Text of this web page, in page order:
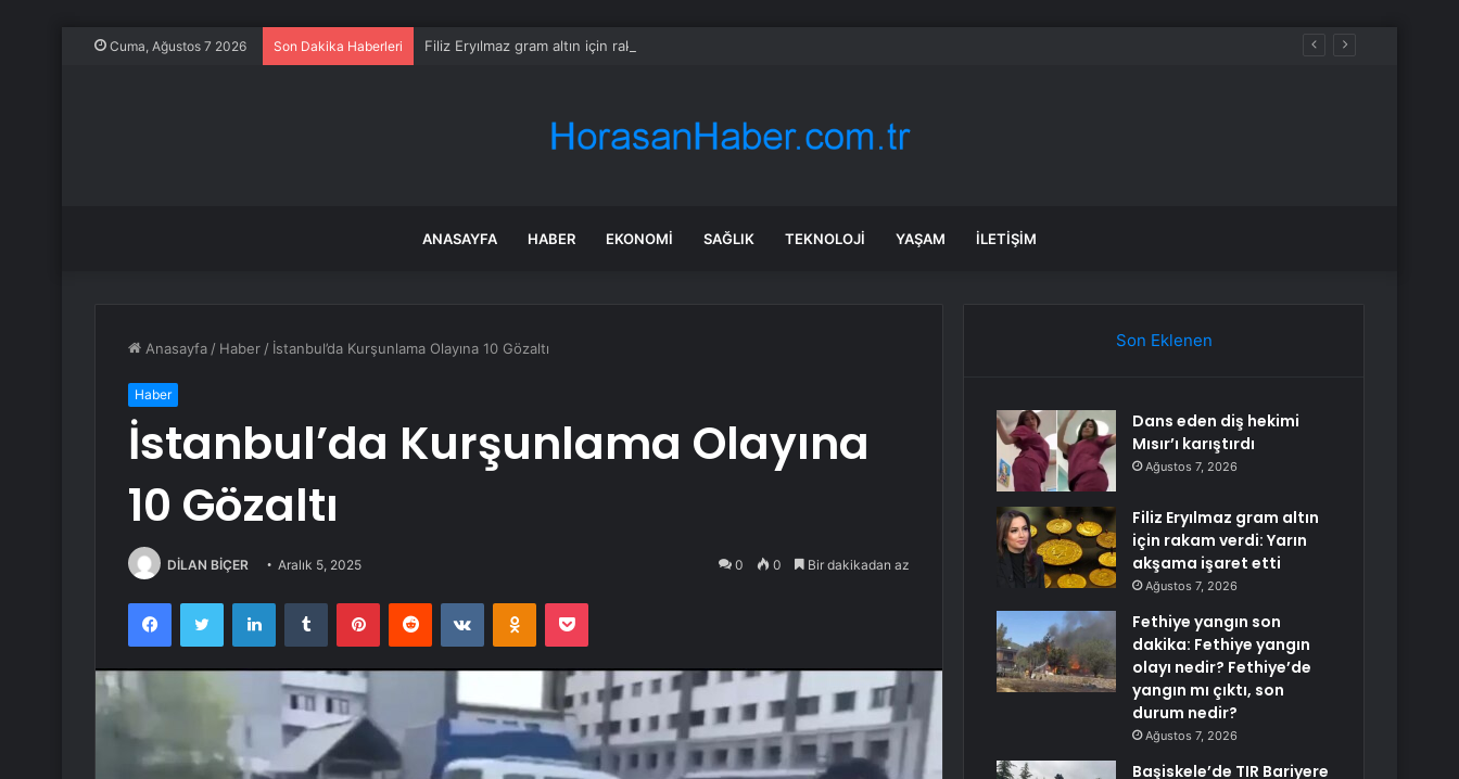
Cuma, Ağustos 7 2026 Son Dakika Haberleri Filiz Eryılmaz gram altın için rakam verdi: Yarın akşama işaret etti
ANASAYFA HABER EKONOMI SAĞLIK TEKNOLOJI YAŞAM İLETIŞIM
Anasayfa / Haber / İstanbul’da Kurşunlama Olayına 10 Gözaltı
Haber
İstanbul’da Kurşunlama Olayına
10 Gözaltı
DİLAN BİÇER Aralık 5, 2025 0 0 Bir dakikadan az
FacebookTwitter LinkedInTumblr PinterestReddit VKontakteOdnoklassniki
Pocket
Son Eklenen
Dans eden diş hekimi
Mısır’ı karıştırdı
Ağustos 7, 2026
Filiz Eryılmaz gram altın
için rakam verdi: Yarın
akşama işaret etti
Ağustos 7, 2026
Fethiye yangın son
dakika: Fethiye yangın
olayı nedir? Fethiye’de
yangın mı çıktı, son
durum nedir?
Ağustos 7, 2026
Başiskele’de TIR Bariyere